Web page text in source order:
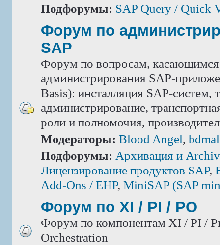
Подфорумы: SAP Query / Quick
Форум по
SAP
Форум по вопросам, касающимся
администрирования SAP-
Basis): инсталляция SAP-систем,
администрирование,
роли и полномочия,
Модераторы: Blood Angel,
Подфорумы: Архивация и
Лицензирование продуктов SAP,
Add-Ons / ЕНР, MiniSAP (SAP
Форум по XI / PI / РО
Форум по компонентам XI / PI /
Orchestration